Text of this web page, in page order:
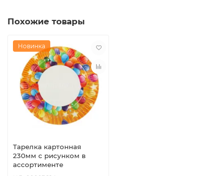
Похожие товары
Новинка
Тарелка картонная
230мм с рисунком в
ассортименте